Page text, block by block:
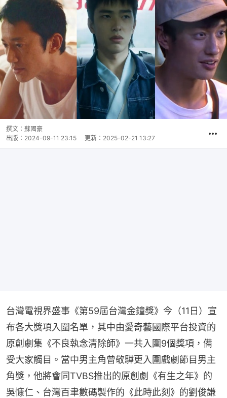
撰文： 蘇國豪
出版： 2024-09-11 23:15 更新： 2025-02-21 13:27
台灣電視界盛事《第59屆台灣金鐘獎》今（11日）宣
布各大獎項入圍名單，其中由愛奇藝國際平台投資的
原創劇集《不良執念清除師》一共入圍9個獎項，備
受大家觸目。當中男主角曾敬驊更入圍戲劇節目男主
角獎，他將會同TVBS推出的原創劇《有生之年》的
吳慷仁、台灣百聿數碼製作的《此時此刻》的劉俊謙